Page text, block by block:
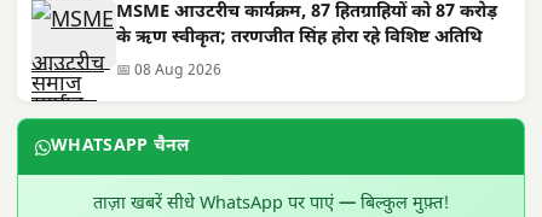
MSME आउटरीच कार्यक्रम, 87 हितग्राहियों को 87 करोड़
के ऋण स्वीकृत; तरणजीत सिंह होरा रहे विशिष्ट अतिथि
📅 08 Aug 2026
WHATSAPP चैनल
ताज़ा खबरें सीधे WhatsApp पर पाएं — बिल्कुल मुफ़्त!